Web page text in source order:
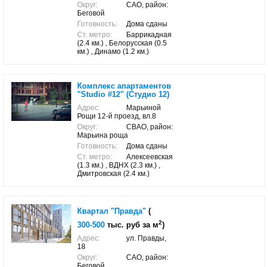
Округ:
САО, район:
Беговой
Готовность:
Дома сданы
Ст. метро:
Баррикадная
(2.4 км.) , Белорусская (0.5
км.) , Динамо (1.2 км.)
Комплекс апартаментов
"Studio #12" (Студио 12)
Адрес:
Марьиной
Рощи 12-й проезд, вл.8
Округ:
СВАО, район:
Марьина роща
Готовность:
Дома сданы
Ст. метро:
Алексеевская
(1.3 км.) , ВДНХ (2.3 км.) ,
Дмитровская (2.4 км.)
Квартал "Правда" (
300-500 тыс. руб за м2)
Адрес:
ул. Правды,
18
Округ:
САО, район: